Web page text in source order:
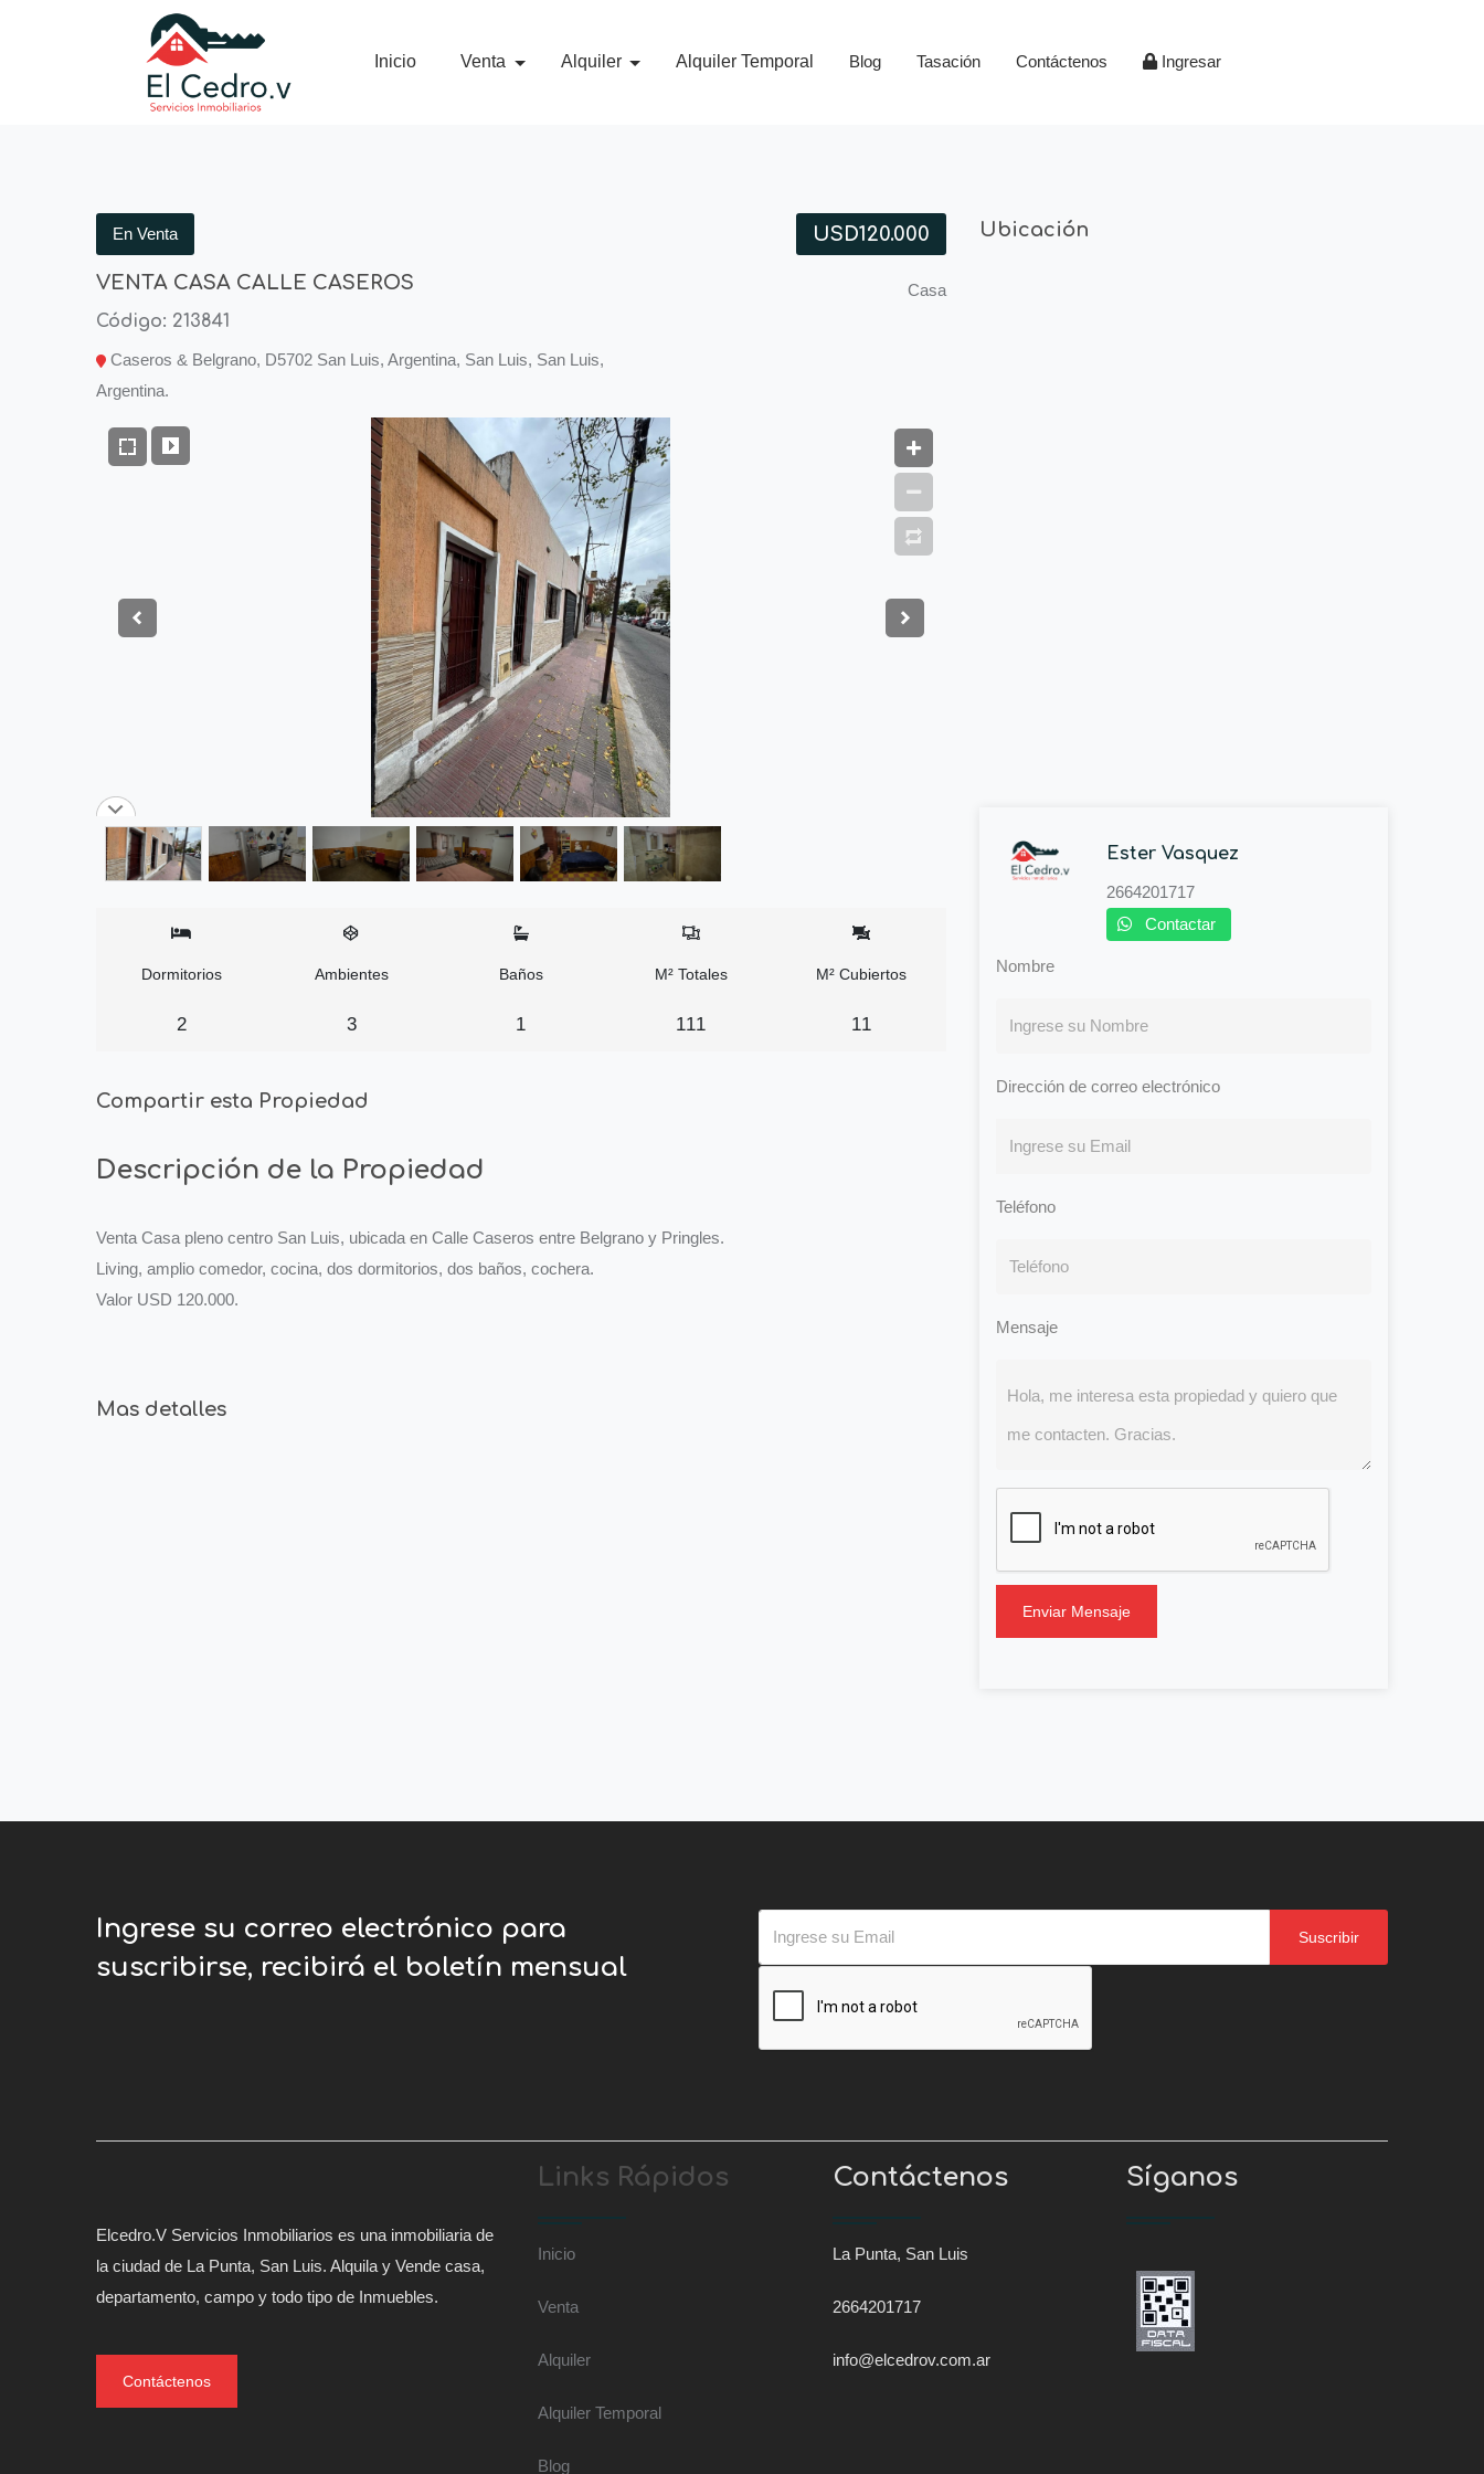
Inicio Venta Alquiler Alquiler Temporal Blog Tasación Contáctenos Ingresar
En Venta
VENTA CASA CALLE CASEROS
Código: 213841
Caseros & Belgrano, D5702 San Luis, Argentina, San Luis, San Luis,
Argentina.
USD120.000
Casa
Dormitorios
2
Ambientes
3
Baños
1
M² Totales
111
M² Cubiertos
11
Compartir esta Propiedad
Descripción de la Propiedad
Venta Casa pleno centro San Luis, ubicada en Calle Caseros entre Belgrano y Pringles.
Living, amplio comedor, cocina, dos dormitorios, dos baños, cochera.
Valor USD 120.000.
Mas detalles
Ubicación
Ester Vasquez
2664201717
Contactar
Nombre
Dirección de correo electrónico
Teléfono
Mensaje
Enviar Mensaje
Ingrese su correo electrónico para
suscribirse, recibirá el boletín mensual
Suscribir
Elcedro.V Servicios Inmobiliarios es una inmobiliaria de
la ciudad de La Punta, San Luis. Alquila y Vende casa,
departamento, campo y todo tipo de Inmuebles.
Contáctenos
Links Rápidos
Inicio
Venta
Alquiler
Alquiler Temporal
Blog
Contáctenos
La Punta, San Luis
2664201717
info@elcedrov.com.ar
Síganos